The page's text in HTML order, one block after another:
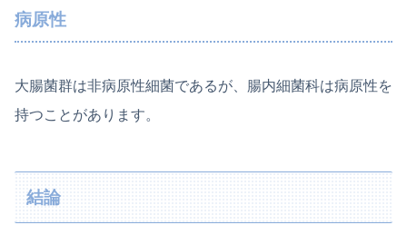
病原性
大腸菌群は非病原性細菌であるが、腸内細菌科は病原性を
持つことがあります。
結論